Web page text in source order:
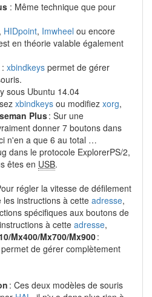
: Même technique que pour
, HIDpoint, Imwheel ou encore
en théorie valable également
: xbindkeys permet de gérer
sous Ubuntu 14.04
xbindkeys ou modifiez xorg,
Plus: Sur une
donner 7 boutons dans
n'en a que 6 au total …
dans le protocole ExplorerPS/2,
êtes en USB.
régler la vitesse de défilement
instructions à cette adresse,
spécifiques aux boutons de
à cette adresse,
Mx400/Mx700/Mx900:
permet de gérer complètement
: Ces deux modèles de souris